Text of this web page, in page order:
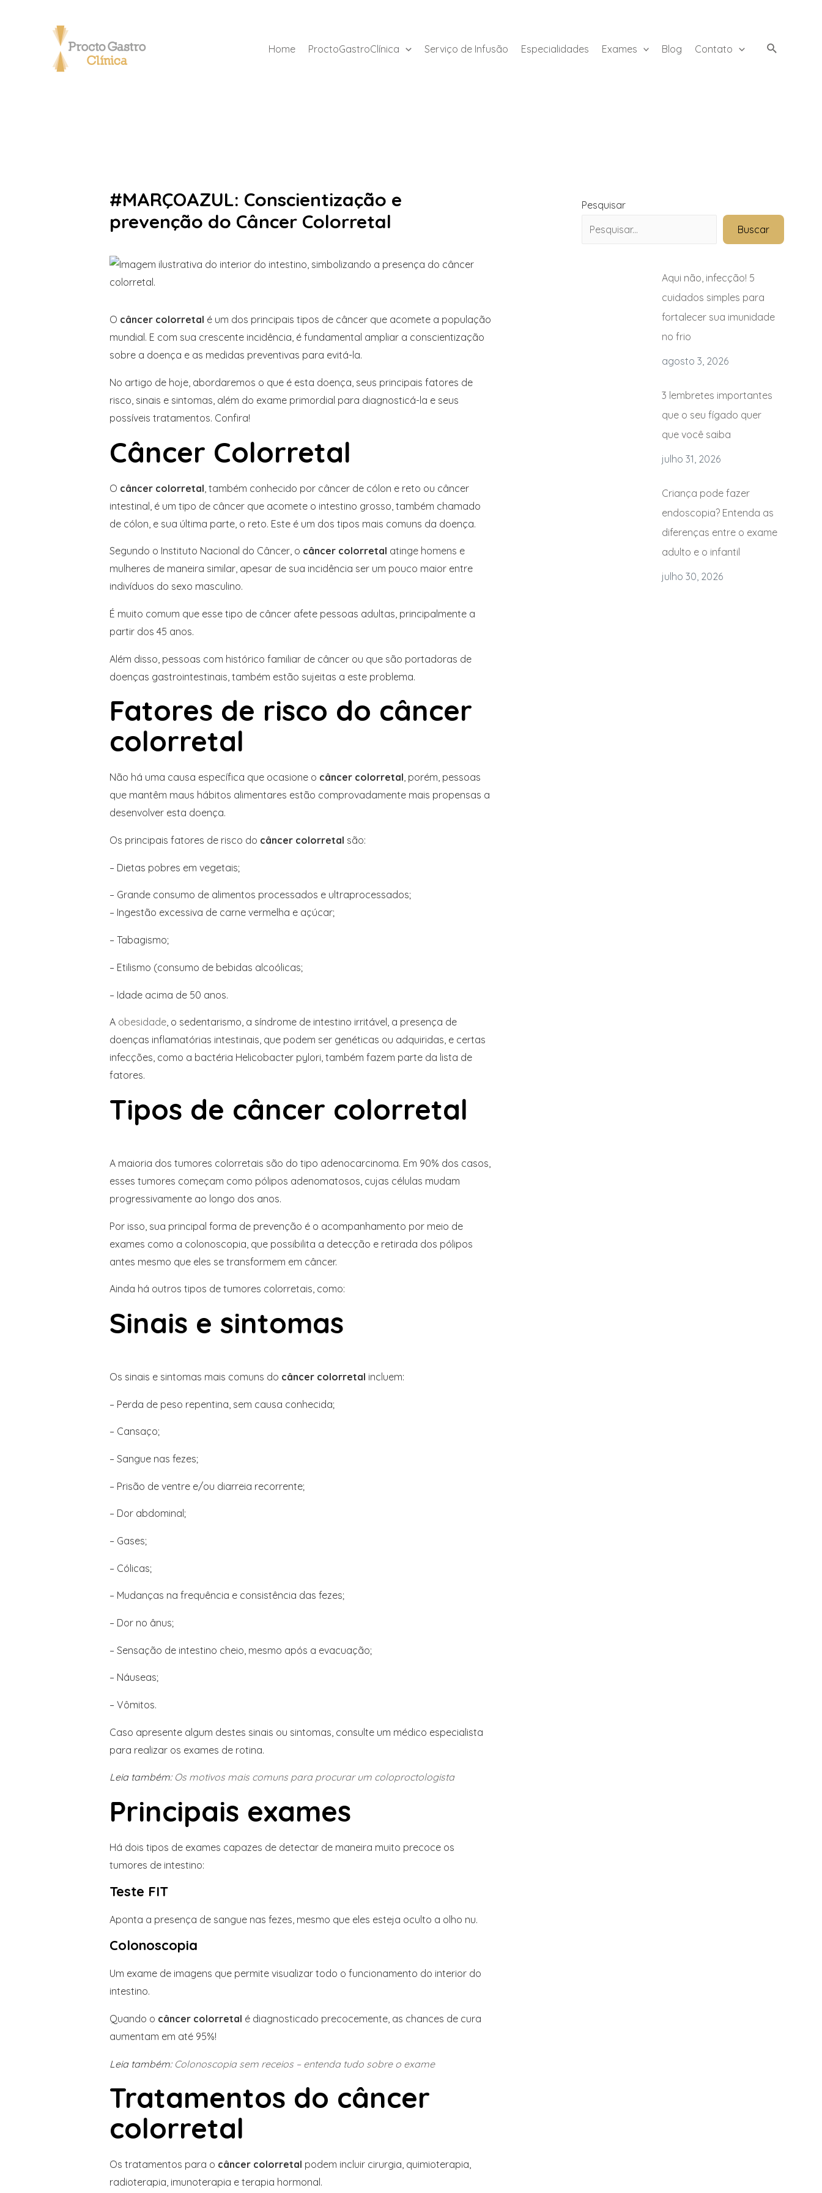
Home ProctoGastroClínica Serviço de Infusão Especialidades Exames Blog Contato
#MARÇOAZUL: Conscientização e
prevenção do Câncer Colorretal
O câncer colorretal é um dos principais tipos de câncer que acomete a população
mundial. E com sua crescente incidência, é fundamental ampliar a conscientização
sobre a doença e as medidas preventivas para evitá-la.
No artigo de hoje, abordaremos o que é esta doença, seus principais fatores de
risco, sinais e sintomas, além do exame primordial para diagnosticá-la e seus
possíveis tratamentos. Confira!
Câncer Colorretal
O câncer colorretal , também conhecido por câncer de cólon e reto ou câncer
intestinal, é um tipo de câncer que acomete o intestino grosso, também chamado
de cólon, e sua última parte, o reto. Este é um dos tipos mais comuns da doença.
Segundo o Instituto Nacional do Câncer, o câncer colorretal atinge homens e
mulheres de maneira similar, apesar de sua incidência ser um pouco maior entre
indivíduos do sexo masculino.
É muito comum que esse tipo de câncer afete pessoas adultas, principalmente a
partir dos 45 anos.
Além disso, pessoas com histórico familiar de câncer ou que são portadoras de
doenças gastrointestinais, também estão sujeitas a este problema.
Fatores de risco do câncer
colorretal
Não há uma causa específica que ocasione o câncer colorretal, porém, pessoas
que mantêm maus hábitos alimentares estão comprovadamente mais propensas a
desenvolver esta doença.
Os principais fatores de risco do câncer colorretal são:
– Dietas pobres em vegetais;
– Grande consumo de alimentos processados e ultraprocessados;
– Ingestão excessiva de carne vermelha e açúcar;
– Tabagismo;
– Etilismo (consumo de bebidas alcoólicas;
– Idade acima de 50 anos.
A obesidade, o sedentarismo, a síndrome de intestino irritável, a presença de
doenças inflamatórias intestinais, que podem ser genéticas ou adquiridas, e certas
infecções, como a bactéria Helicobacter pylori, também fazem parte da lista de
fatores.
Tipos de câncer colorretal
A maioria dos tumores colorretais são do tipo adenocarcinoma. Em 90% dos casos,
esses tumores começam como pólipos adenomatosos, cujas células mudam
progressivamente ao longo dos anos.
Por isso, sua principal forma de prevenção é o acompanhamento por meio de
exames como a colonoscopia, que possibilita a detecção e retirada dos pólipos
antes mesmo que eles se transformem em câncer.
Ainda há outros tipos de tumores colorretais, como:
Sinais e sintomas
Os sinais e sintomas mais comuns do câncer colorretal incluem:
– Perda de peso repentina, sem causa conhecida;
– Cansaço;
– Sangue nas fezes;
– Prisão de ventre e/ou diarreia recorrente;
– Dor abdominal;
– Gases;
– Cólicas;
– Mudanças na frequência e consistência das fezes;
– Dor no ânus;
– Sensação de intestino cheio, mesmo após a evacuação;
– Náuseas;
– Vômitos.
Caso apresente algum destes sinais ou sintomas, consulte um médico especialista
para realizar os exames de rotina.
Leia também: Os motivos mais comuns para procurar um coloproctologista
Principais exames
Há dois tipos de exames capazes de detectar de maneira muito precoce os
tumores de intestino:
Teste FIT
Aponta a presença de sangue nas fezes, mesmo que eles esteja oculto a olho nu.
Colonoscopia
Um exame de imagens que permite visualizar todo o funcionamento do interior do
intestino.
Quando o câncer colorretal é diagnosticado precocemente, as chances de cura
aumentam em até 95%!
Leia também: Colonoscopia sem receios – entenda tudo sobre o exame
Tratamentos do câncer
colorretal
Os tratamentos para o câncer colorretal podem incluir cirurgia, quimioterapia,
radioterapia, imunoterapia e terapia hormonal.
Pesquisar
Buscar
Aqui não, infecção! 5
cuidados simples para
fortalecer sua imunidade
no frio
agosto 3, 2026
3 lembretes importantes
que o seu fígado quer
que você saiba
julho 31, 2026
Criança pode fazer
endoscopia? Entenda as
diferenças entre o exame
adulto e o infantil
julho 30, 2026